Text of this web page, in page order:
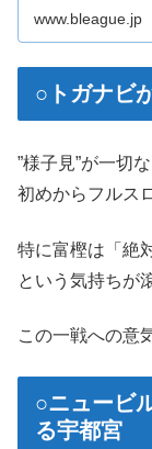
www.bleague.jp
○トガナビ
”様子見”が一切
初めからフルス
特に富樫は「絶
という気持ちが
この一戦への意
○ニュービ
る宇都宮